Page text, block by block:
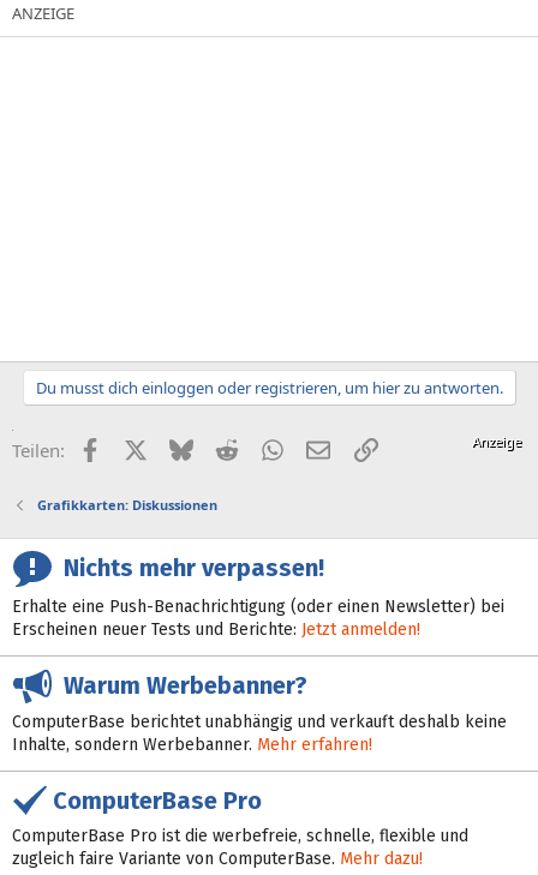
Du musst dich einloggen oder registrieren, um hier zu antworten.
Teilen: FacebookX (Twitter)
BlueskyRedditWhatsApp
E-MailLink
Grafikkarten: Diskussionen
Nichts mehr verpassen!
Erhalte eine Push-Benachrichtigung (oder einen Newsletter) bei
Erscheinen neuer Tests und Berichte: Jetzt anmelden!
Warum Werbebanner?
ComputerBase berichtet unabhängig und verkauft deshalb keine
Inhalte, sondern Werbebanner. Mehr erfahren!
ComputerBase Pro
ComputerBase Pro ist die werbefreie, schnelle, flexible und
zugleich faire Variante von ComputerBase. Mehr dazu!